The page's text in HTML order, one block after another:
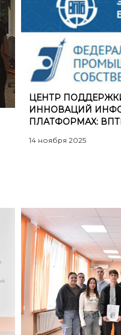
ЦЕНТР
ИННОВАЦИЙ
ПЛАТФОРМАХ:
14 ноября 2025